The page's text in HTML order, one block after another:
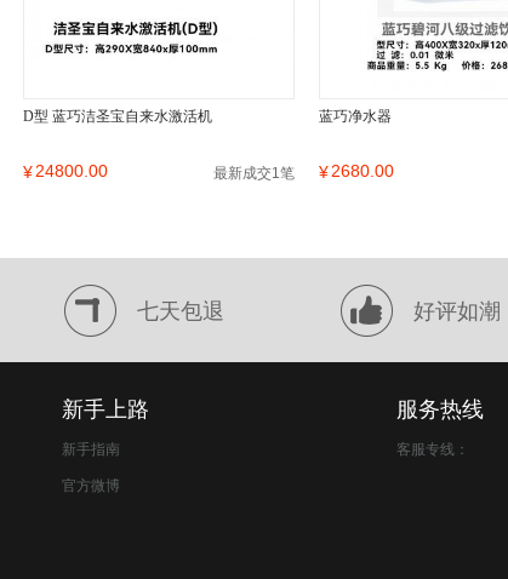
D型 蓝巧洁圣宝自来水激活机
¥24800.00 最新成交1笔
蓝巧净水器
¥2680.00
七天包退 好评如潮
新手上路
新手指南
官方微博
服务热线
客服专线：